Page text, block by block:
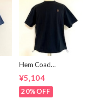
Hem Coad
Embroidery T-
shirts Black /
Brown
¥5,104
20%OFF